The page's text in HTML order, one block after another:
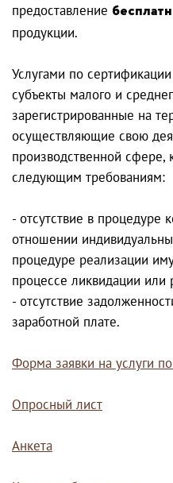
предоставление
продукции.
Услугами по
субъекты малого и
зарегистрированные на
осуществляющие свою
производственной сфере,
следующим требованиям:
- отсутствие в процедуре
отношении
процедуре реализации
процессе ликвидации или
- отсутствие
заработной плате.
Форма заявки на услуги
Опросный лист
Анкета